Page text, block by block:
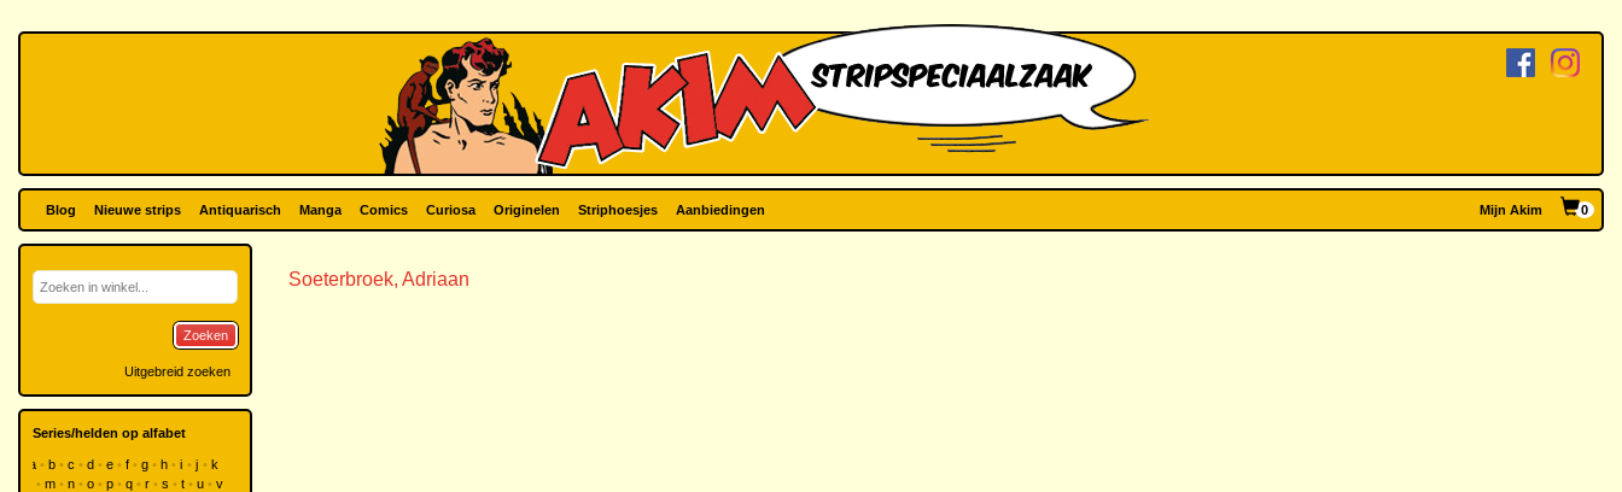
Blog Nieuwe strips Antiquarisch Manga Comics Curiosa Originelen Striphoesjes Aanbiedingen Mijn Akim 0
Soeterbroek, Adriaan
Zoeken
Uitgebreid zoeken
Series/helden op alfabet
a b c d e f g h i j
k
m n o p q r s t u
v